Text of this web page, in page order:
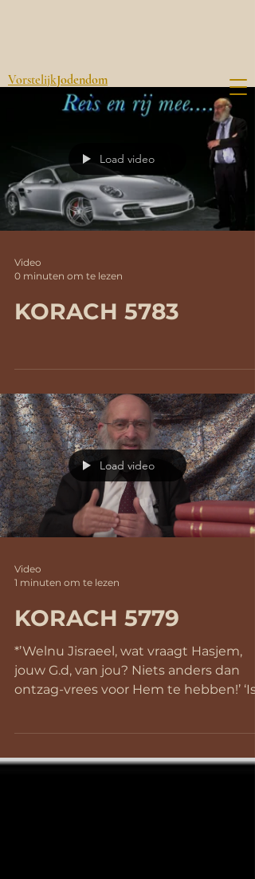
VorstelijkJodendom
Load video
Video
0 minuten om te lezen
KORACH 5783
Load video
Video
1 minuten om te lezen
KORACH 5779
*’Welnu Jisraeel, wat vraagt Hasjem,
jouw G.d, van jou? Niets anders dan
ontzag-vrees voor Hem te hebben!’ ‘Is